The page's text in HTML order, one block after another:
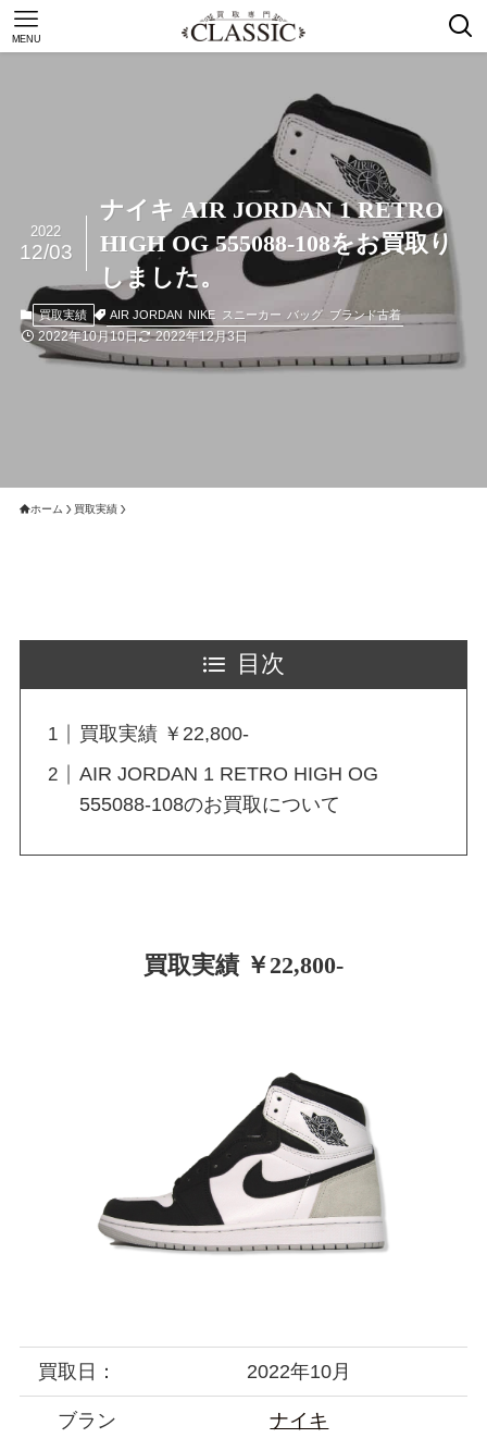
MENU
ナイキ AIR JORDAN 1 RETRO
HIGH OG 555088-108をお買取り
しました。
2022
12/03
買取実績 AIR JORDAN NIKE スニーカー バッグ ブランド古着
2022年10月10日 2022年12月3日
ホーム 買取実績
目次
買取実績 ￥22,800-
AIR JORDAN 1 RETRO HIGH OG
555088-108のお買取について
買取実績 ￥22,800-
買取日： 2022年10月
ブラン
ナイキ